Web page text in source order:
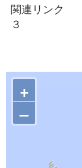
関連リンク
３
+
–